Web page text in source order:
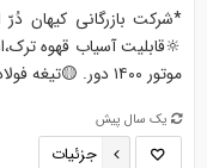
*شرکت بازرگانی کیهان
🔆قابلیت آسیاب قهوه
موتور ۱۴۰۰ دور. 🟡تیغه فولاد آبکاری شده. 🟡سایز تیغه ۹ سانتی ...
یک سال پیش
جزئیات